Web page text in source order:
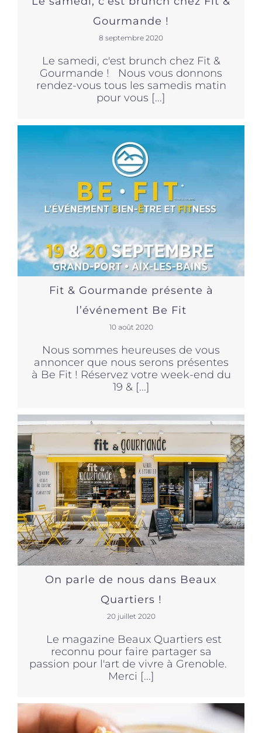
Gourmande !
8 septembre 2020
Le samedi, c'est brunch chez Fit &
Gourmande ! Nous vous donnons
rendez-vous tous les samedis matin
pour vous [...]
Fit & Gourmande présente à
l’événement Be Fit
10 août 2020
Nous sommes heureuses de vous
annoncer que nous serons présentes
à Be Fit ! Réservez votre week-end du
19 & [...]
On parle de nous dans Beaux
Quartiers !
20 juillet 2020
Le magazine Beaux Quartiers est
reconnu pour faire partager sa
passion pour l'art de vivre à Grenoble.
Merci [...]